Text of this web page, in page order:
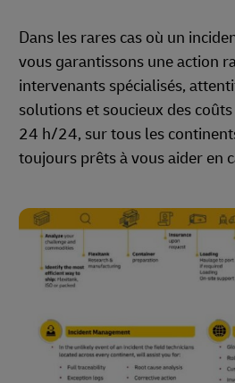
Dans les rares cas où un
vous garantissons une action
intervenants spécialisés,
solutions et soucieux des
24 h/24, sur tous les
toujours prêts à vous aider en